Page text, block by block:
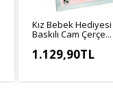
Kız Bebek
Baskılı Cam Çerçe...
1.129,90TL